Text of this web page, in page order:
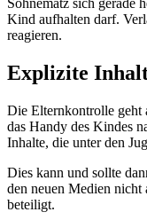
Kind aufhalten darf.
reagieren.
Explizite
Die Elternkontrolle geht
das Handy des Kindes
Inhalte, die unter den
Dies kann und sollte
den neuen Medien
beteiligt.